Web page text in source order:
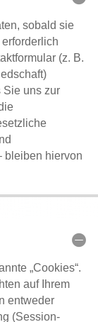
sobald sie
(z. B.
Sie uns zur
bleiben hiervon
„Cookies“.
auf Ihrem
entweder
(Session-